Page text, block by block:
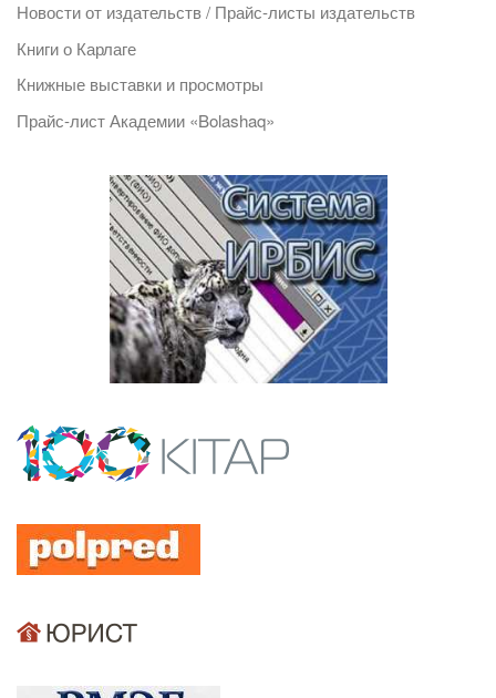
Новости от издательств / Прайс-листы издательств
Книги о Карлаге
Книжные выставки и просмотры
Прайс-лист Академии «Bolashaq»